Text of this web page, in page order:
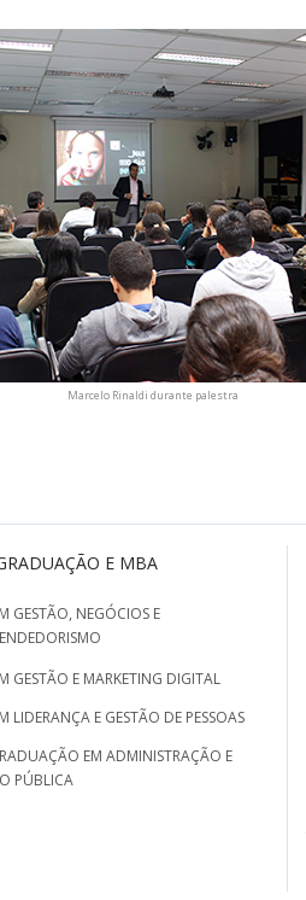
Marcelo Rinaldi durante palestra
E MBA
GESTÃO, NEGÓCIOS E
GESTÃO E MARKETING DIGITAL
LIDERANÇA E GESTÃO DE PESSOAS
EM ADMINISTRAÇÃO E
PÚBLICA